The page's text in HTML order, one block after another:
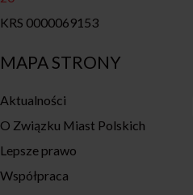
MAPA STRONY
Aktualności
O Związku Miast Polskich
Lepsze prawo
Współpraca
KRS 0000069153